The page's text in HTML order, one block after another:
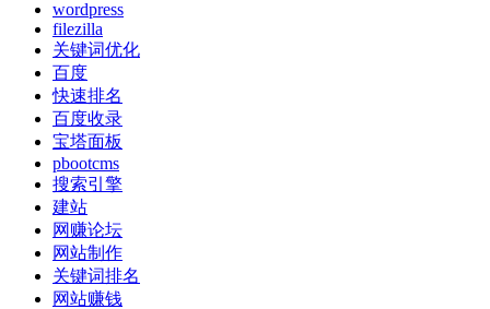
wordpress
filezilla
关键词优化
百度
快速排名
百度收录
宝塔面板
pbootcms
搜索引擎
建站
网赚论坛
网站制作
关键词排名
网站赚钱